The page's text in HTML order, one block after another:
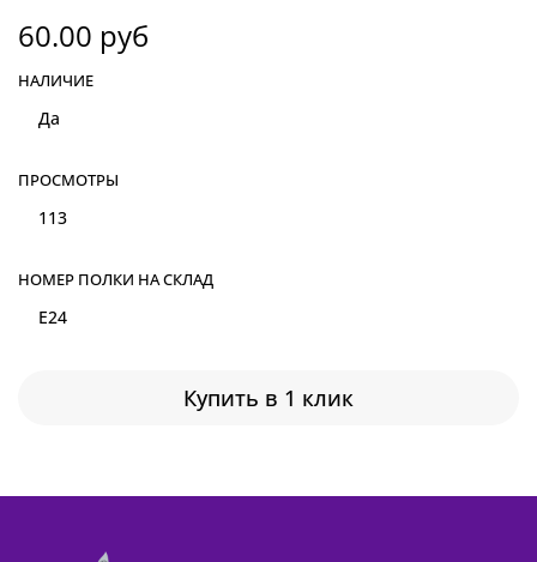
60.00 руб
Купить в 1 клик
НАЛИЧИЕ
Да
ПРОСМОТРЫ
113
НОМЕР ПОЛКИ НА СКЛАД
E24